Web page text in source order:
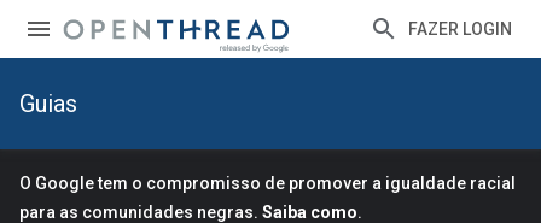
FAZER LOGIN
Guias
O Google tem o compromisso de promover a igualdade racial
para as comunidades negras. Saiba como.